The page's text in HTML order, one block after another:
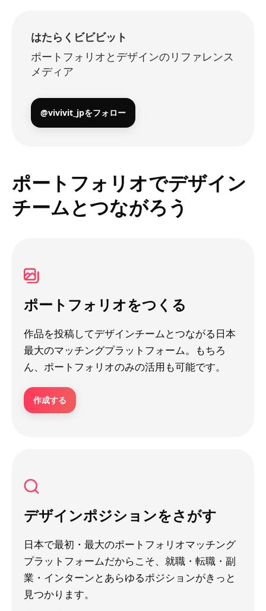
はたらくビビビット
ポートフォリオとデザインのリファレンス
メディア
@vivivit_jpをフォロー
ポートフォリオでデザイン
チームとつながろう
ポートフォリオをつくる
作品を投稿してデザインチームとつながる日本
最大のマッチングプラットフォーム。もちろ
ん、ポートフォリオのみの活用も可能です。
作成する
デザインポジションをさがす
日本で最初・最大のポートフォリオマッチング
プラットフォームだからこそ、就職・転職・副
業・インターンとあらゆるポジションがきっと
見つかります。